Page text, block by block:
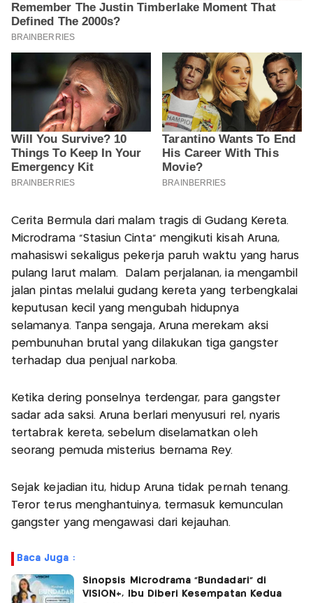
Cerita Bermula dari malam tragis di Gudang Kereta.
Microdrama “Stasiun Cinta” mengikuti kisah Aruna,
mahasiswi sekaligus pekerja paruh waktu yang harus
pulang larut malam. Dalam perjalanan, ia mengambil
jalan pintas melalui gudang kereta yang terbengkalai
keputusan kecil yang mengubah hidupnya
selamanya. Tanpa sengaja, Aruna merekam aksi
pembunuhan brutal yang dilakukan tiga gangster
terhadap dua penjual narkoba.
Ketika dering ponselnya terdengar, para gangster
sadar ada saksi. Aruna berlari menyusuri rel, nyaris
tertabrak kereta, sebelum diselamatkan oleh
seorang pemuda misterius bernama Rey.
Sejak kejadian itu, hidup Aruna tidak pernah tenang.
Teror terus menghantuinya, termasuk kemunculan
gangster yang mengawasi dari kejauhan.
Baca Juga :
Sinopsis Microdrama “Bundadari” di
VISION+, Ibu Diberi Kesempatan Kedua